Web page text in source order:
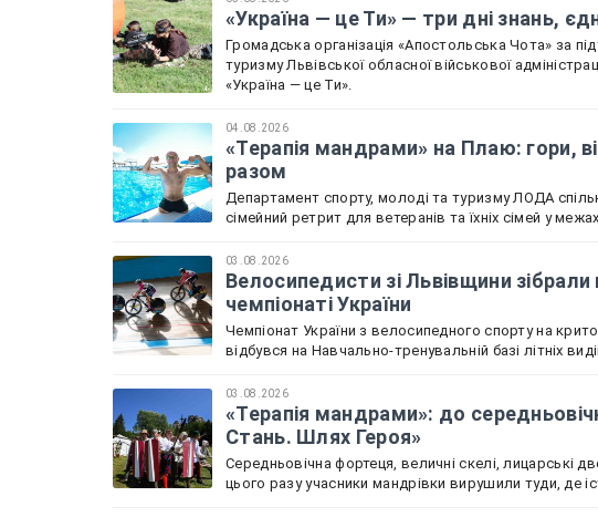
«Україна — це Ти» — три дні знань,
Громадська організація «Апостольська Чота» за
туризму Львівської обласної військової
«Україна — це Ти».
04.08.2026
«Терапія мандрами» на Плаю: гори,
разом
Департамент спорту, молоді та туризму ЛОДА
сімейний ретрит для ветеранів та їхніх сімей у
03.08.2026
Велосипедисти зі Львівщини
чемпіонаті України
Чемпіонат України з велосипедного спорту на
відбувся на Навчально-тренувальній базі літніх
03.08.2026
«Терапія мандрами»: до
Стань. Шлях Героя»
Середньовічна фортеця, величні скелі, лицарські
цього разу учасники мандрівки вирушили туди, де